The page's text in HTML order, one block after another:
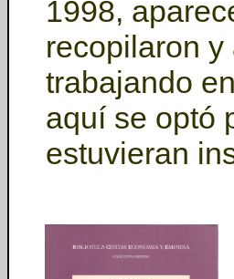
1998,
recopilaron
trabajando
aquí se optó
estuvieran